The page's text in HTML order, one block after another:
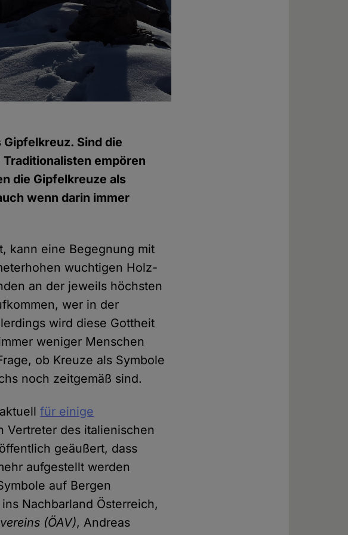
Sind die
empören
die Gipfelkreuze als
wenn darin immer
kann eine Begegnung mit
wuchtigen Holz-
an der jeweils höchsten
wer in der
wird diese Gottheit
weniger Menschen
ob Kreuze als Symbole
noch zeitgemäß sind.
aktuellfür einige
Vertreter des italienischen
geäußert, dass
aufgestellt werden
auf Bergen
Nachbarland Österreich,
(ÖAV), Andreas